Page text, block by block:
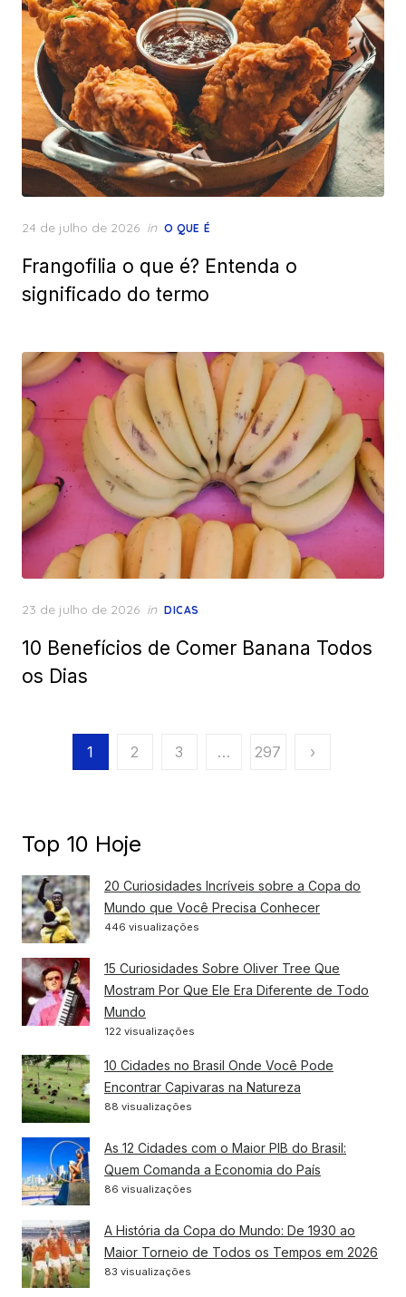
Posted
24 de julho de 2026 in O QUE É
Frangofilia o que é? Entenda o
significado do termo
Posted
23 de julho de 2026 in DICAS
10 Benefícios de Comer Banana Todos
os Dias
Paginação
1 2 3 … 297 ›
Top 10 Hoje
20 Curiosidades Incríveis sobre a Copa do
Mundo que Você Precisa Conhecer
446 visualizações
15 Curiosidades Sobre Oliver Tree Que
Mostram Por Que Ele Era Diferente de Todo
Mundo
122 visualizações
10 Cidades no Brasil Onde Você Pode
Encontrar Capivaras na Natureza
88 visualizações
As 12 Cidades com o Maior PIB do Brasil:
Quem Comanda a Economia do País
86 visualizações
A História da Copa do Mundo: De 1930 ao
Maior Torneio de Todos os Tempos em 2026
83 visualizações